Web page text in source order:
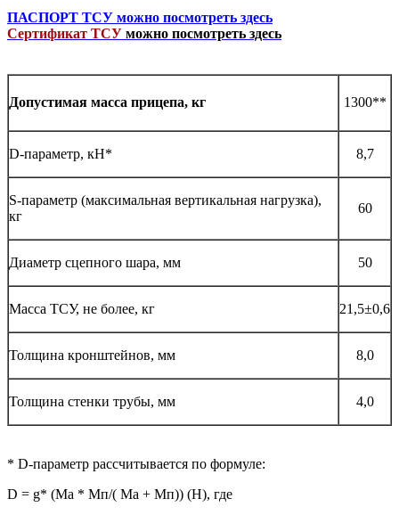
ПАСПОРТ ТСУ можно посмотреть здесь
Сертификат ТСУ можно посмотреть здесь
Допустимая масса прицепа, кг 1300**
D-параметр, кН* 8,7
S-параметр (максимальная вертикальная нагрузка),
кг
60
Диаметр сцепного шара, мм 50
Масса ТСУ, не более, кг 21,5±0,6
Толщина кронштейнов, мм 8,0
Толщина стенки трубы, мм 4,0
* D-параметр рассчитывается по формуле:
D = g* (Mа * Мп/( Mа + Мп)) (Н), где